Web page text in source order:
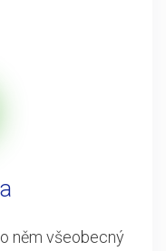
něm všeobecný